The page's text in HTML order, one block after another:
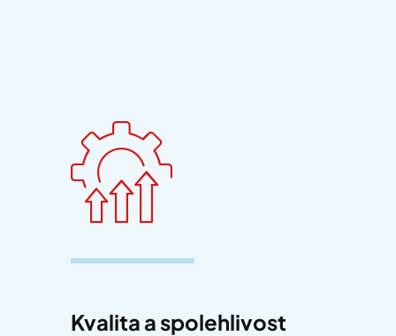
Kvalita a spolehlivost